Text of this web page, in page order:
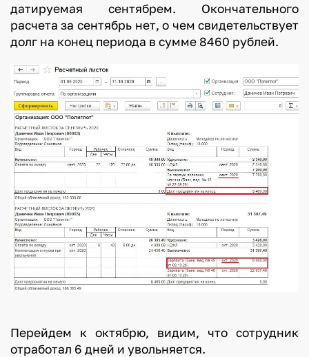
датируемая сентябрем. Окончательного
расчета за сентябрь нет, о чем свидетельствует
долг на конец периода в сумме 8460 рублей.
Перейдем к октябрю, видим, что сотрудник
отработал 6 дней и увольняется.